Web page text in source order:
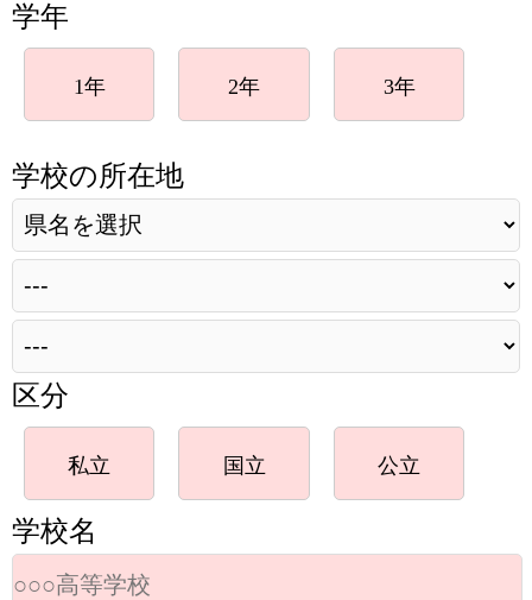
学年
1年 2年 3年
学校の所在地
区分
私立 国立 公立
学校名